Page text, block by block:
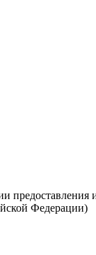
предоставления
Федерации)